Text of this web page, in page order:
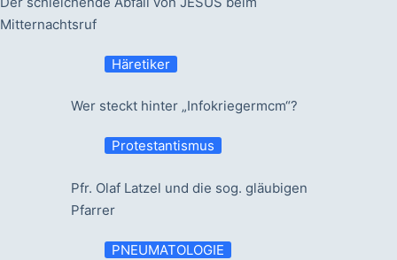
Mitternachtsruf
Häretiker
Wer steckt hinter „Infokriegermcm“?
Protestantismus
Pfr. Olaf Latzel und die sog. gläubigen
Pfarrer
PNEUMATOLOGIE